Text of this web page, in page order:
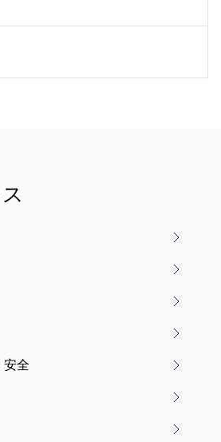
安全